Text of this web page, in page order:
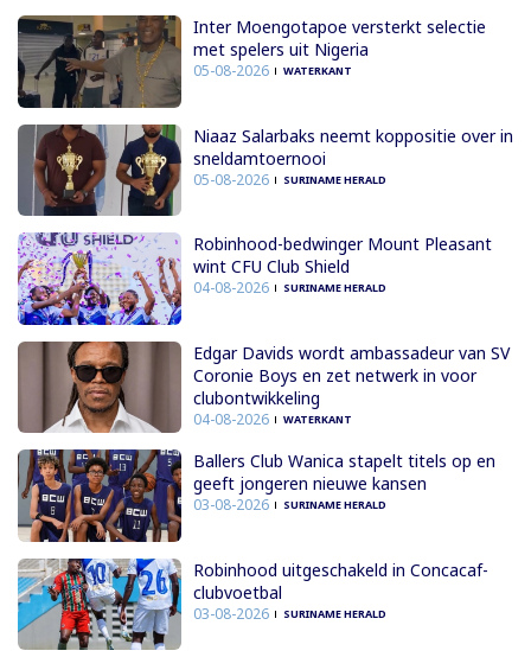
Inter Moengotapoe versterkt selectie
met spelers uit Nigeria
05-08-2026 WATERKANT
Niaaz Salarbaks neemt koppositie over in
sneldamtoernooi
05-08-2026 SURINAME HERALD
Robinhood-bedwinger Mount Pleasant
wint CFU Club Shield
04-08-2026 SURINAME HERALD
Edgar Davids wordt ambassadeur van SV
Coronie Boys en zet netwerk in voor
clubontwikkeling
04-08-2026 WATERKANT
Ballers Club Wanica stapelt titels op en
geeft jongeren nieuwe kansen
03-08-2026 SURINAME HERALD
Robinhood uitgeschakeld in Concacaf-
clubvoetbal
03-08-2026 SURINAME HERALD